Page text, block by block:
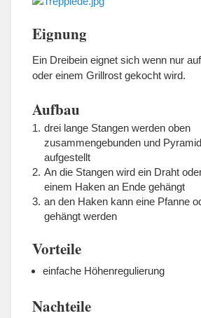
Eignung
Ein Dreibein eignet sich wenn nur
oder einem Grillrost gekocht wird.
Aufbau
drei lange Stangen werden oben
zusammengebunden und
aufgestellt
An die Stangen wird ein Draht
einem Haken an Ende gehängt
an den Haken kann eine Pfanne
gehängt werden
Vorteile
einfache Höhenregulierung
Nachteile